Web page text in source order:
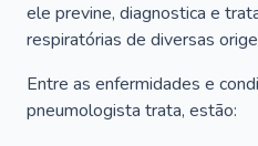
ele previne, diagnostica e
respiratórias de diversas
Entre as enfermidades e
pneumologista trata, estão: